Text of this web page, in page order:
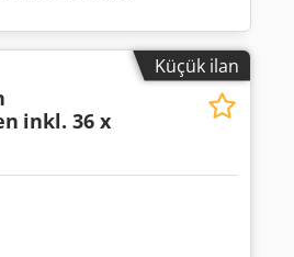
Küçük ilan
inkl. 36 x